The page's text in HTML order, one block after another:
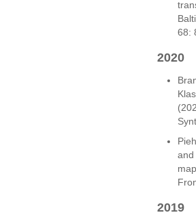
68:
2020
and
2019